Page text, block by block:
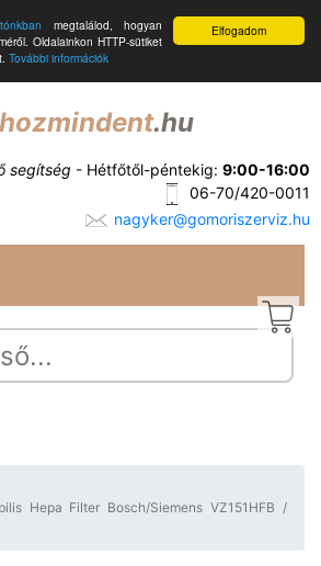
Elfogadom
megtalálod, hogyan
Oldalainkon HTTP-sütiket
További információk
.hu
segítség - Hétfőtől-péntekig: 9:00-16:00
06-70/420-0011
nagyker@gomoriszerviz.hu
Hepa Filter Bosch/Siemens VZ151HFB /